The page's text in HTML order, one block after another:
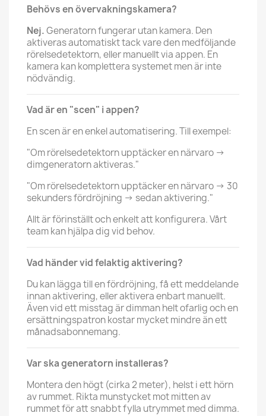
Behövs en övervakningskamera?
Nej.Generatorn fungerar utan kamera. Den
aktiveras automatiskt tack vare den medföljande
rörelsedetektorn, eller manuellt via appen. En
kamera kan komplettera systemet men är inte
nödvändig.
Vad är en "scen" i appen?
En scen är en enkel automatisering. Till exempel:
"Om rörelsedetektorn upptäcker en närvaro →
dimgeneratorn aktiveras."
"Om rörelsedetektorn upptäcker en närvaro → 30
sekunders fördröjning → sedan aktivering."
Allt är förinställt och enkelt att konfigurera. Vårt
team kan hjälpa dig vid behov.
Vad händer vid felaktig aktivering?
Du kan lägga till en fördröjning, få ett meddelande
innan aktivering, eller aktivera enbart manuellt.
Även vid ett misstag är dimman helt ofarlig och en
ersättningspatron kostar mycket mindre än ett
månadsabonnemang.
Var ska generatorn installeras?
Montera den högt (cirka 2 meter), helst i ett hörn
av rummet. Rikta munstycket mot mitten av
rummet för att snabbt fylla utrymmet med dimma.